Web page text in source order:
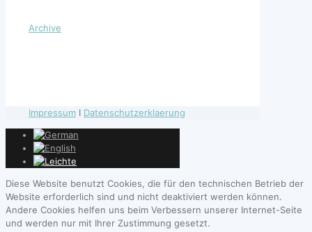
Archive
Impressum I Datenschutzerklaerung
Diese Website benutzt Cookies, die für den technischen Betrieb der
Website erforderlich sind und nicht deaktiviert werden können.
Andere Cookies helfen uns beim Verbessern unserer Internet-Seite
und werden nur mit Ihrer Zustimmung gesetzt.